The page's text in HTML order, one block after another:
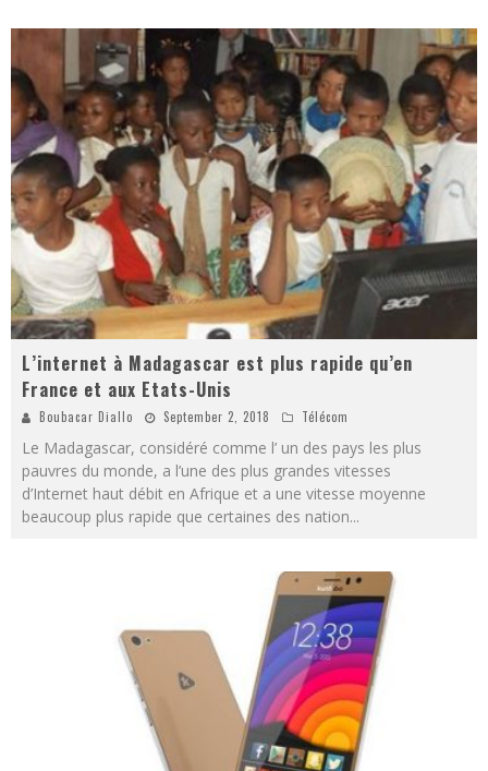
L’internet à Madagascar est plus rapide qu’en
France et aux Etats-Unis
Boubacar Diallo September 2, 2018 Télécom
Le Madagascar, considéré comme l’ un des pays les plus
pauvres du monde, a l’une des plus grandes vitesses
d’Internet haut débit en Afrique et a une vitesse moyenne
beaucoup plus rapide que certaines des nation...